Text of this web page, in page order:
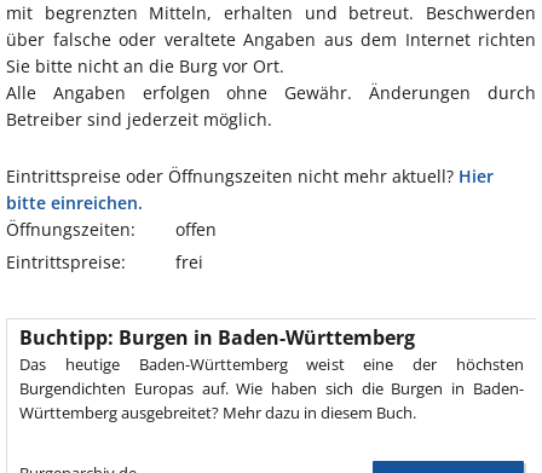
mit begrenzten Mitteln, erhalten und betreut. Beschwerden
über falsche oder veraltete Angaben aus dem Internet richten
Sie bitte nicht an die Burg vor Ort.
Alle Angaben erfolgen ohne Gewähr. Änderungen durch
Betreiber sind jederzeit möglich.
Eintrittspreise oder Öffnungszeiten nicht mehr aktuell? Hier
bitte einreichen.
Öffnungszeiten:
offen
Eintrittspreise:
frei
Buchtipp: Burgen in Baden-Württemberg
Das heutige Baden-Württemberg weist eine der höchsten
Burgendichten Europas auf. Wie haben sich die Burgen in Baden-
Württemberg ausgebreitet? Mehr dazu in diesem Buch.